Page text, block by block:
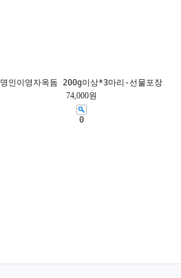
명인이영자옥돔 200g이상*3마리-선물포장
74,000원
0